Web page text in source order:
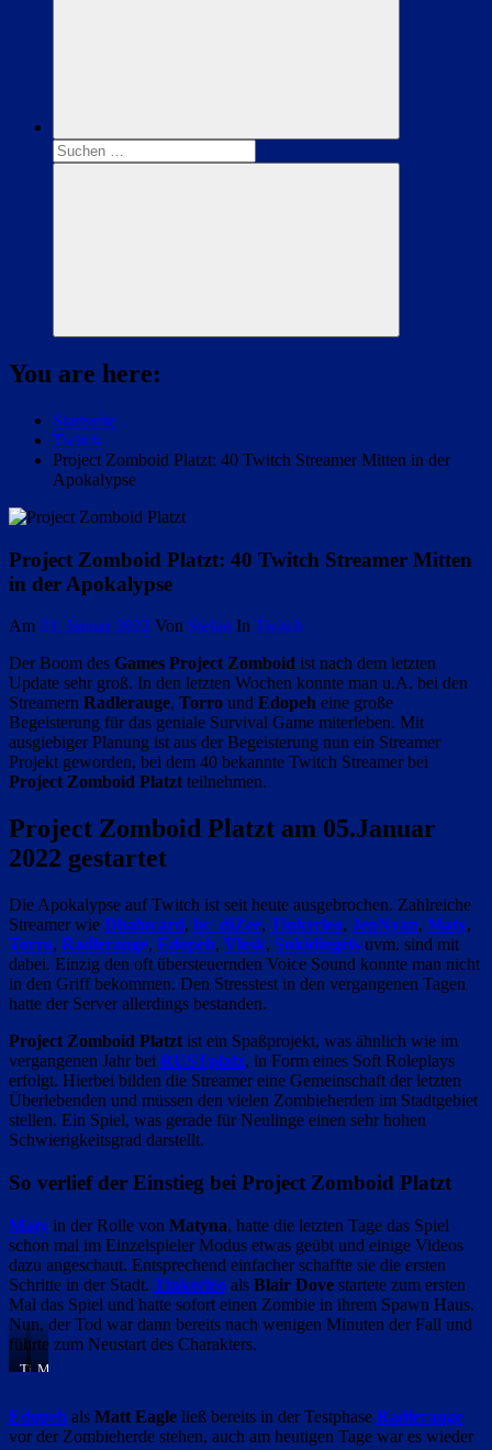
Suchen
nach:
Suchen
You are here:
Startseite
Twitch
Project Zomboid Platzt: 40 Twitch Streamer Mitten in der
Apokalypse
Project Zomboid Platzt: 40 Twitch Streamer Mitten
in der Apokalypse
Am 23. Januar 2022 Von Stefan In Twitch
Der Boom des Games Project Zomboid ist nach dem letzten
Update sehr groß. In den letzten Wochen konnte man u.A. bei den
Streamern Radlerauge, Torro und Edopeh eine große
Begeisterung für das geniale Survival Game miterleben. Mit
ausgiebiger Planung ist aus der Begeisterung nun ein Streamer
Projekt geworden, bei dem 40 bekannte Twitch Streamer bei
Project Zomboid Platzt teilnehmen.
Project Zomboid Platzt am 05.Januar
2022 gestartet
Die Apokalypse auf Twitch ist seit heute ausgebrochen. Zahlreiche
Streamer wie Dhalucard, hc_diZee, Tinkerleo, JenNyan, Maty,
Torro, Radlerauge, Edopeh, Vlesk, Sukidingels uvm. sind mit
dabei. Einzig den oft übersteuernden Voice Sound konnte man nicht
in den Griff bekommen. Den Stresstest in den vergangenen Tagen
hatte der Server allerdings bestanden.
Project Zomboid Platzt ist ein Spaßprojekt, was ähnlich wie im
vergangenen Jahr bei RUSTplatz, in Form eines Soft Roleplays
erfolgt. Hierbei bilden die Streamer eine Gemeinschaft der letzten
Überlebenden und müssen den vielen Zombieherden im Stadtgebiet
stellen. Ein Spiel, was gerade für Neulinge einen sehr hohen
Schwierigkeitsgrad darstellt.
So verlief der Einstieg bei Project Zomboid Platzt
Maty in der Rolle von Matyna, hatte die letzten Tage das Spiel
schon mal im Einzelspieler Modus etwas geübt und einige Videos
dazu angeschaut. Entsprechend einfacher schaffte sie die ersten
Schritte in der Stadt. Tinkerleo als Blair Dove startete zum ersten
Mal das Spiel und hatte sofort einen Zombie in ihrem Spawn Haus.
Nun, der Tod war dann bereits nach wenigen Minuten der Fall und
führte zum Neustart des Charakters.
Tinkerleo
Maty
Edopeh als Matt Eagle ließ bereits in der Testphase Radlerauge
vor der Zombieherde stehen, auch am heutigen Tage war es wieder